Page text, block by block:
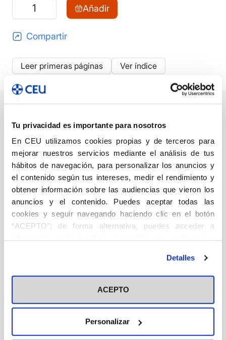
Tu privacidad es importante para nosotros
En CEU utilizamos cookies propias y de terceros para
mejorar nuestros servicios mediante el análisis de tus
hábitos de navegación, para personalizar los anuncios y
el contenido según tus intereses, medir el rendimiento y
obtener información sobre las audiencias que vieron los
anuncios y el contenido. Puedes aceptar todas las
cookies y seguir navegando haciendo clic en el botón
“ACEPTO”; de forma alternativa, puedes acceder a
en el botón "Personalizar". Para más información puedes
visitar nuestra Política de Cookies
Detalles
ACEPTO
Personalizar
Manuel
García
Morente.
autobiográficos
epistolario
Añadir
Compartir
Leer primeras páginas Ver índice
DESCRIPCIÓN
Esta edición recoge el conocido documento El «Hecho
extraordinario», el Diario de los Ejercicios Espirituales,
que hizo García Morente como preparación a su
ordenación sacerdotal, un epistolario notablemente
aumentado de nuestro pensador, siguiendo un orden
cronológico con numerosas notas bibliográficas y
sentido y significado de cada una de las cartas, y el
«epílogo» titulado García Morente, nuestro padre,
escrito por sus dos hijas, que nos ofrece una visión
personal e íntima del filósofo andaluz de extremado